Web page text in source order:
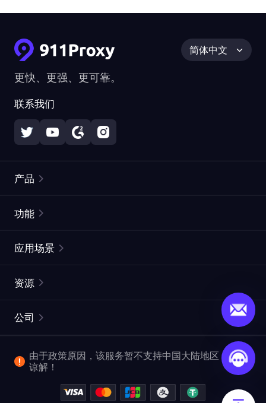
更快、更强、更可靠。
联系我们
简体中文
产品
静态住宅代理
网页抓取 API
视频下载 API
功能
ISP代理
ProxySite
应用场景
市场研究
爬行和索引
查看全部使用场景
资源
常见问题解答
位置
公司
企业服务
反洗钱合规计划
由于政策原因，该服务暂不支持中国大陆地区，敬请
谅解！